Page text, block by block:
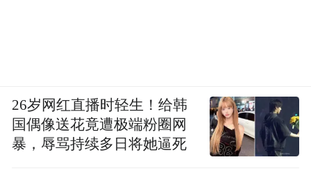
26岁网红直播时轻生！给韩
国偶像送花竟遭极端粉圈网
暴，辱骂持续多日将她逼死